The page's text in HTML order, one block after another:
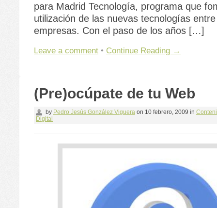
para Madrid Tecnología, programa que
utilización de las nuevas tecnologías
empresas. Con el paso de los años […]
Leave a comment • Continue Reading →
(Pre)ocúpate de tu Web
by Pedro Jesús González Viguera on 10 febrero, 2009 in
Digital